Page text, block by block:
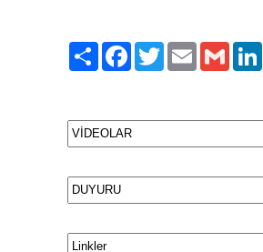
PaylaşFacebook
TwitterEmailGmail